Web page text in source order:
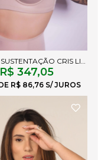
SUTIÃ DE SUSTENTAÇÃO CRIS LISO CHOCOLATE
R$ 347,05
R$ 86,76